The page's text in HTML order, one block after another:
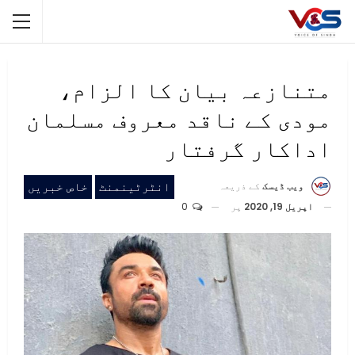
متنازعہ بیان کا الزام،
مودی کے ناقد معروف مسلمان
اداکار گرفتار
انٹرٹینمنٹ خاص خبریں ویب ڈیسک کے ذریعہ
اپریل 19, 2020
پر